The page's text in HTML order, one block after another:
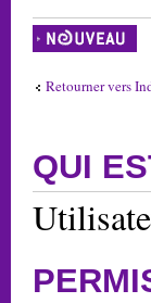
Écrire un nouveau
sujet
Retourner vers
QUI